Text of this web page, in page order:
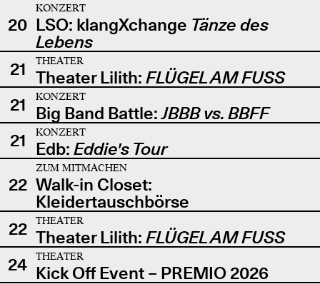
20
KONZERT
LSO: klangXchange Tänze des
Lebens
21
THEATER
Theater Lilith: FLÜGEL AM FUSS
21
KONZERT
Big Band Battle:JBBB vs. BBFF
21
KONZERT
Edb: Eddie's Tour
22
ZUM MITMACHEN
Walk-in Closet:
Kleidertauschbörse
22
THEATER
Theater Lilith: FLÜGEL AM FUSS
24
THEATER
Kick Off Event – PREMIO 2026